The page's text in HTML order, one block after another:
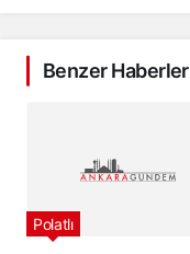
Benzer Haberler
Polatlı